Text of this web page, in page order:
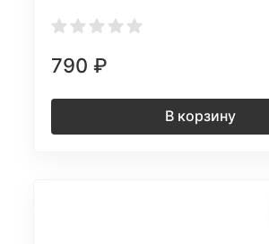
790₽
В корзину